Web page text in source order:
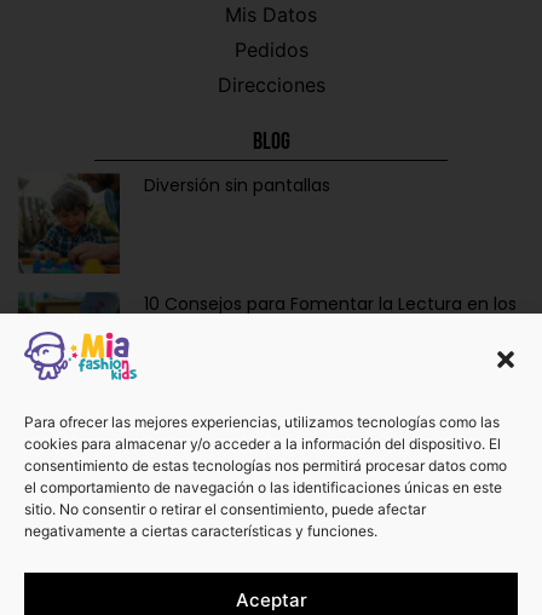
Para ofrecer las mejores experiencias, utilizamos tecnologías como las
cookies para almacenar y/o acceder a la información del dispositivo. El
consentimiento de estas tecnologías nos permitirá procesar datos como
el comportamiento de navegación o las identificaciones únicas en este
sitio. No consentir o retirar el consentimiento, puede afectar
negativamente a ciertas características y funciones.
Aceptar
Mis Datos
Pedidos
Direcciones
Blog
Diversión sin pantallas
10 Consejos para Fomentar la Lectura en los
Ropa y Accesorios para Bebés Recién
Nacidos: La Dulzura de Vestir a los Más
Pequeños.
¡No te pierdas otros artículos!
Ver más